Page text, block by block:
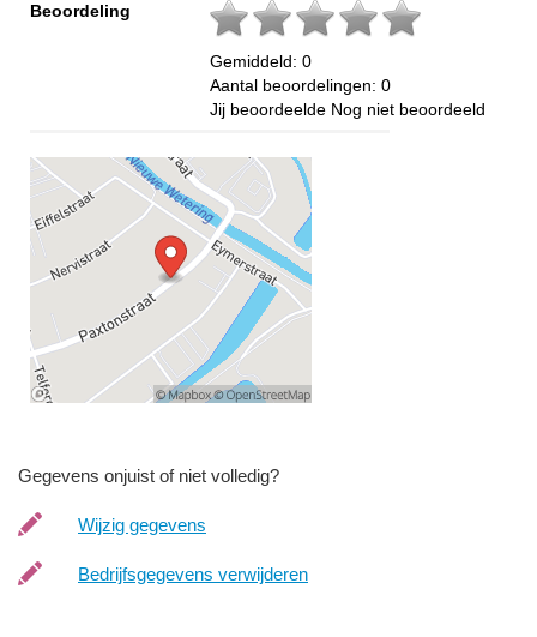
Beoordeling
Gemiddeld: 0
Aantal beoordelingen: 0
Jij beoordeelde Nog niet beoordeeld
Gegevens onjuist of niet volledig?
Wijzig gegevens
Bedrijfsgegevens verwijderen